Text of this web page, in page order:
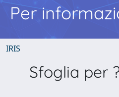
Per
IRIS
Sfoglia per